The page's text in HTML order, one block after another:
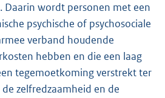
Daarin wordt personen met een
psychische of psychosociale
verband houdende
hebben en die een laag
tegemoetkoming verstrekt ter
zelfredzaamheid en de